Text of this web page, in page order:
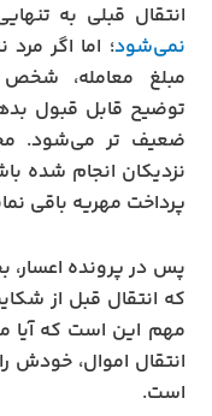
انتقال قبلی به‌
نمی‌شود؛ اما اگر مرد
مبلغ معامله،
توضیح قابل قبول
ضعیف‌ تر می‌شود.
نزدیکان انجام شده
پرداخت مهریه باقی
پس در پرونده
که انتقال قبل از
مهم این است که آیا
انتقال اموال، خودش
است.